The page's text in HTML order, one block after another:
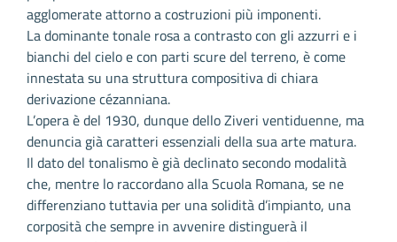
agglomerate attorno a costruzioni più imponenti.
La dominante tonale rosa a contrasto con gli azzurri e i
bianchi del cielo e con parti scure del terreno, è come
innestata su una struttura compositiva di chiara
derivazione cézanniana.
L’opera è del 1930, dunque dello Ziveri ventiduenne, ma
denuncia già caratteri essenziali della sua arte matura.
Il dato del tonalismo è già declinato secondo modalità
che, mentre lo raccordano alla Scuola Romana, se ne
differenziano tuttavia per una solidità d’impianto, una
corposità che sempre in avvenire distinguerà il